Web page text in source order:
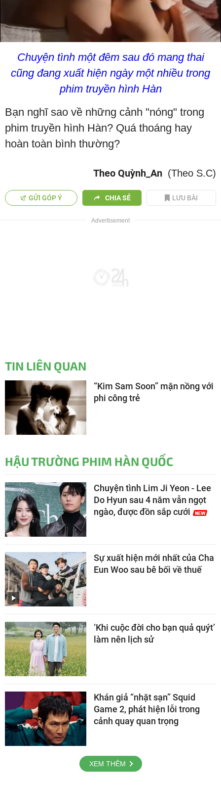
Chuyện tình một đêm sau đó mang thai
cũng đang xuất hiện ngày một nhiều trong
phim truyền hình Hàn
Bạn nghĩ sao về những cảnh "nóng" trong
phim truyền hình Hàn? Quá thoáng hay
hoàn toàn bình thường?
Theo Quỳnh_An (Theo S.C)
GỬI GÓP Ý CHIA SẺ LƯU BÀI
TIN LIÊN QUAN
“Kim Sam Soon” mặn nồng với
phi công trẻ
HẬU TRƯỜNG PHIM HÀN QUỐC
Chuyện tình Lim Ji Yeon - Lee
Do Hyun sau 4 năm vẫn ngọt
ngào, được đồn sắp cưới
Sự xuất hiện mới nhất của Cha
Eun Woo sau bê bối về thuế
‘Khi cuộc đời cho bạn quả quýt’
làm nên lịch sử
Khán giả “nhặt sạn” Squid
Game 2, phát hiện lỗi trong
cảnh quay quan trọng
XEM THÊM